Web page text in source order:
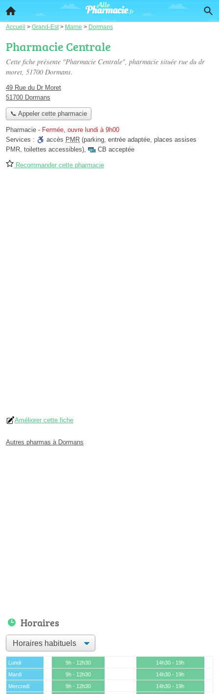
Accueil > Grand-Est > Marne > Dormans
Pharmacie Centrale
Cette fiche présente "Pharmacie Centrale", pharmacie située rue du dr
moret, 51700 Dormans.
49 Rue du Dr Moret
51700 Dormans
📞 Appeler cette pharmacie
Pharmacie - Fermée, ouvre lundi à 9h00
Services :
accès PMR (parking, entrée adaptée, places assises
PMR, toilettes accessibles), CB acceptée
Recommander cette pharmacie
Améliorer cette fiche
Autres pharmas à Dormans
Horaires
Lundi 9h - 12h30
14h30 - 19h
Mardi
9h - 12h30
14h30 - 19h
Mercredi
9h - 12h30
14h30 - 19h